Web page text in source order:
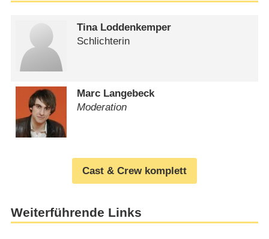
Tina Loddenkemper
Schlichterin
Marc Langebeck
Moderation
Cast & Crew komplett
Weiterführende Links